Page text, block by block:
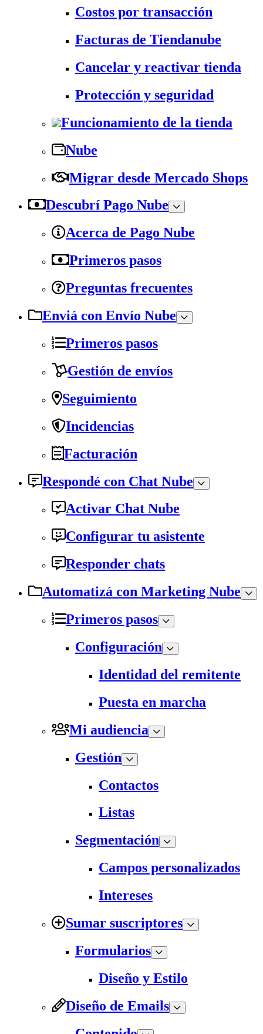
Costos por transacción
Facturas de Tiendanube
Cancelar y reactivar tienda
Protección y seguridad
Funcionamiento de la tienda
Nube
Migrar desde Mercado Shops
Descubrí Pago Nube
Acerca de Pago Nube
Primeros pasos
Preguntas frecuentes
Enviá con Envío Nube
Primeros pasos
Gestión de envíos
Seguimiento
Incidencias
Facturación
Respondé con Chat Nube
Activar Chat Nube
Configurar tu asistente
Responder chats
Automatizá con Marketing Nube
Primeros pasos
Configuración
Identidad del remitente
Puesta en marcha
Mi audiencia
Gestión
Contactos
Listas
Segmentación
Campos personalizados
Intereses
Sumar suscriptores
Formularios
Diseño y Estilo
Diseño de Emails